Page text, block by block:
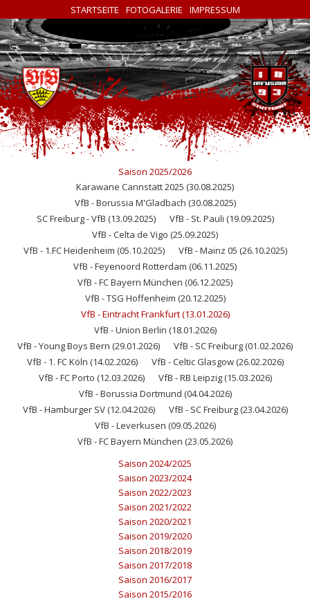
STARTSEITE FOTOGALERIE IMPRESSUM
Saison 2025/2026
Karawane Cannstatt 2025 (30.08.2025)
VfB - Borussia M'Gladbach (30.08.2025)
SC Freiburg - VfB (13.09.2025)
VfB - St. Pauli (19.09.2025)
VfB - Celta de Vigo (25.09.2025)
VfB - 1.FC Heidenheim (05.10.2025)
VfB - Mainz 05 (26.10.2025)
VfB - Feyenoord Rotterdam (06.11.2025)
VfB - FC Bayern München (06.12.2025)
VfB - TSG Hoffenheim (20.12.2025)
VfB - Eintracht Frankfurt (13.01.2026)
VfB - Union Berlin (18.01.2026)
VfB - Young Boys Bern (29.01.2026)
VfB - SC Freiburg (01.02.2026)
VfB - 1. FC Köln (14.02.2026)
VfB - Celtic Glasgow (26.02.2026)
VfB - FC Porto (12.03.2026)
VfB - RB Leipzig (15.03.2026)
VfB - Borussia Dortmund (04.04.2026)
VfB - Hamburger SV (12.04.2026)
VfB - SC Freiburg (23.04.2026)
VfB - Leverkusen (09.05.2026)
VfB - FC Bayern München (23.05.2026)
Saison 2024/2025
Saison 2023/2024
Saison 2022/2023
Saison 2021/2022
Saison 2020/2021
Saison 2019/2020
Saison 2018/2019
Saison 2017/2018
Saison 2016/2017
Saison 2015/2016